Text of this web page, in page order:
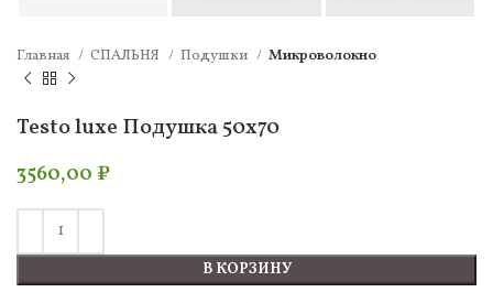
Главная СПАЛЬНЯ Подушки Микроволокно
Testo luxe Подушка 50х70
3560,00 ₽
В КОРЗИНУ